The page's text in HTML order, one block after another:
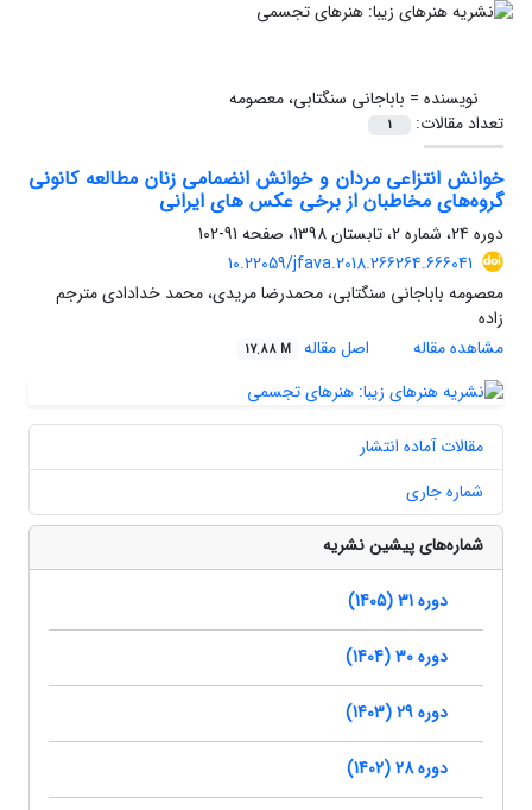
نویسنده = باباجانی سنگتابی، معصومه
تعداد مقالات:
1
خوانش انتزاعی مردان و خوانش انضمامی زنان مطالعه کانونی
گروه‌های مخاطبان از برخی عکس های ایرانی
دوره 24، شماره 2، تابستان 1398، صفحه
91-102
10.22059/jfava.2018.266264.666041
معصومه باباجانی سنگتابی، محمدرضا مریدی، محمد خدادادی مترجم
زاده
مشاهده مقاله
اصل مقاله 17.88 M
مقالات آماده انتشار
شماره جاری
شماره‌های پیشین نشریه
دوره 31 (1405)
دوره 30 (1404)
دوره 29 (1403)
دوره 28 (1402)